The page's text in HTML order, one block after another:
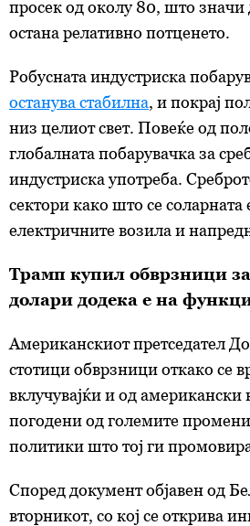
просек од околу 80, што значи
остана релативно потценето.
Робусната индустриска
останува стабилна, и покрај
низ целиот свет. Повеќе од
глобалната побарувачка за
индустриска употреба.
сектори како што се соларната
електричните возила и
Трамп купил обврзници
долари додека е на
Американскиот претседател
стотици обврзници откако се
вклучувајќи и од
погодени од големите
политики што тој ги
Според документ објавен од
вторникот, со кој се открива